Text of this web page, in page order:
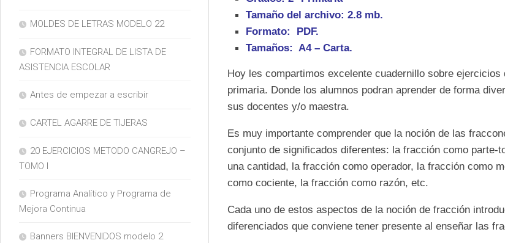
Tamaño del archivo: 2.8 mb.
Formato: PDF.
Tamaños: A4 – Carta.
Hoy les compartimos excelente cuadernillo sobre ejercicios
primaria. Donde los alumnos podran aprender de forma
sus docentes y/o maestra.
Es muy importante comprender que la noción de las
conjunto de significados diferentes: la fracción como parte-
una cantidad, la fracción como operador, la fracción como
como cociente, la fracción como razón, etc.
Cada uno de estos aspectos de la noción de fracción
diferenciados que conviene tener presente al enseñar las
MOLDES DE LETRAS MODELO 22
FORMATO INTEGRAL DE LISTA DE
ASISTENCIA ESCOLAR
Antes de empezar a escribir
CARTEL AGARRE DE TIJERAS
20 EJERCICIOS METODO CANGREJO –
TOMO I
Programa Analítico y Programa de
Mejora Continua
Banners BIENVENIDOS modelo 2